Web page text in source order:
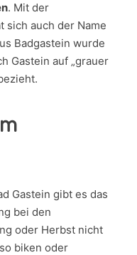
. Mit der
auch der Name
Badgastein wurde
Gastein auf „grauer
Gastein gibt es das
bei den
oder Herbst nicht
biken oder